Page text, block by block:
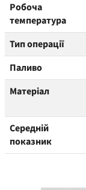
Робоча
температура
Тип операції
Паливо
Матеріал
Середній
показник